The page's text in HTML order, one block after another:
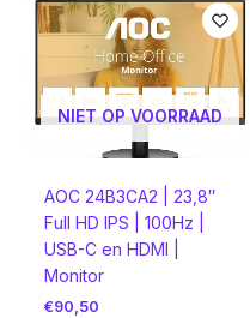
NIET OP VOORRAAD
AOC 24B3CA2 | 23,8″
Full HD IPS | 100Hz |
USB-C en HDMI |
Monitor
€90,50